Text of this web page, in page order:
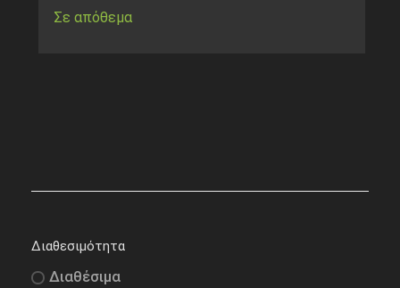
Σε απόθεμα
Διαθεσιμότητα
Διαθέσιμα